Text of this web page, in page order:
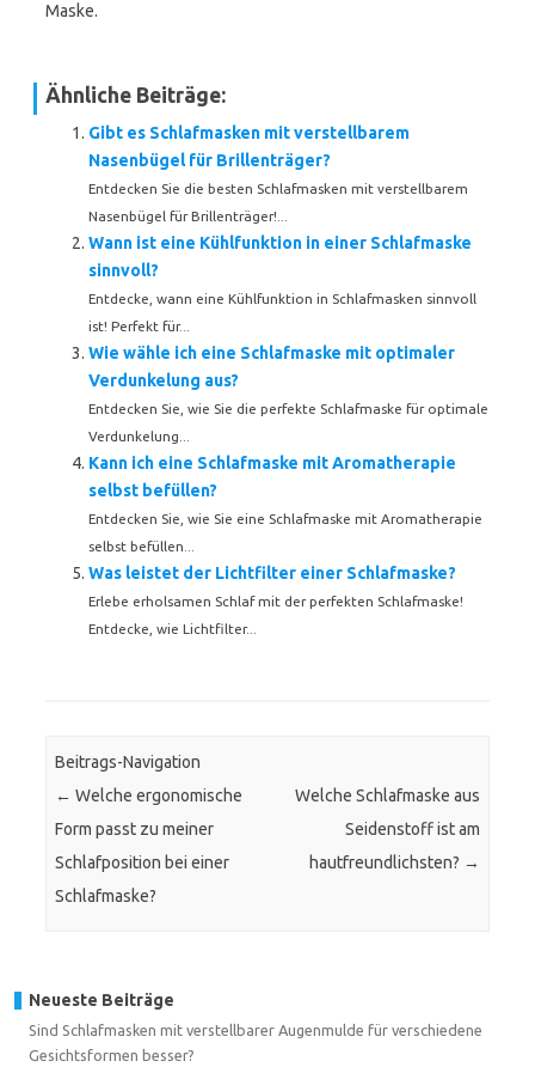
Maske.
Ähnliche Beiträge:
Gibt es Schlafmasken mit verstellbarem
Nasenbügel für Brillenträger?
Entdecken Sie die besten Schlafmasken mit verstellbarem
Nasenbügel für Brillenträger!...
Wann ist eine Kühlfunktion in einer Schlafmaske
sinnvoll?
Entdecke, wann eine Kühlfunktion in Schlafmasken sinnvoll
ist! Perfekt für...
Wie wähle ich eine Schlafmaske mit optimaler
Verdunkelung aus?
Entdecken Sie, wie Sie die perfekte Schlafmaske für optimale
Verdunkelung...
Kann ich eine Schlafmaske mit Aromatherapie
selbst befüllen?
Entdecken Sie, wie Sie eine Schlafmaske mit Aromatherapie
selbst befüllen...
Was leistet der Lichtfilter einer Schlafmaske?
Erlebe erholsamen Schlaf mit der perfekten Schlafmaske!
Entdecke, wie Lichtfilter...
Beitrags-Navigation
← Welche ergonomische
Form passt zu meiner
Schlafposition bei einer
Schlafmaske?
Welche Schlafmaske aus
Seidenstoff ist am
hautfreundlichsten? →
Neueste Beiträge
Sind Schlafmasken mit verstellbarer Augenmulde für verschiedene
Gesichtsformen besser?